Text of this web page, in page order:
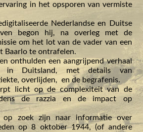
in het opsporen van vermiste
Nederlandse en Duitse
begon hij, na overleg met de
om het lot van de vader van een
Baarlo te ontrafelen.
onthulden een aangrijpend verhaal
in Duitsland, met details van
overlijden, en de begrafenis.
licht op de complexiteit van de
de razzia en de impact op
op zoek zijn naar informatie over
op 8 oktober 1944, (of andere